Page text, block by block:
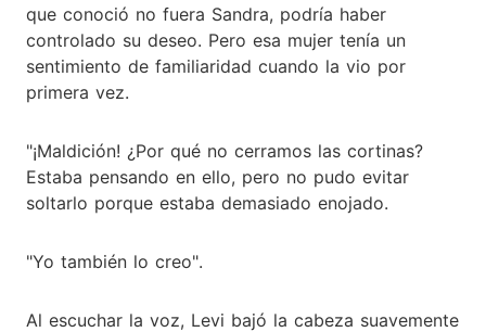
que conoció no fuera Sandra, podría haber
controlado su deseo. Pero esa mujer tenía un
sentimiento de familiaridad cuando la vio por
primera vez.
"¡Maldición! ¿Por qué no cerramos las cortinas?
Estaba pensando en ello, pero no pudo evitar
soltarlo porque estaba demasiado enojado.
"Yo también lo creo".
Al escuchar la voz, Levi bajó la cabeza suavemente